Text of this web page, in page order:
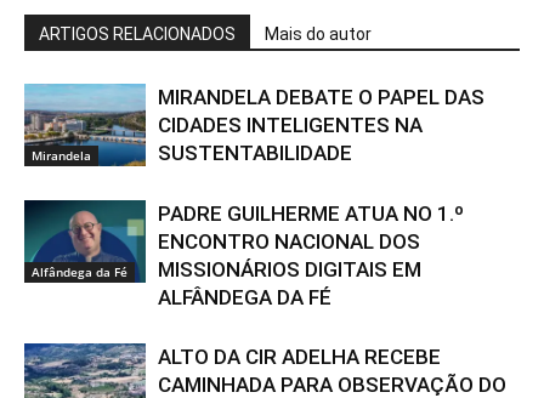
ARTIGOS RELACIONADOS Mais do autor
Mirandela
MIRANDELA DEBATE O PAPEL DAS
CIDADES INTELIGENTES NA
SUSTENTABILIDADE
Alfândega da Fé
PADRE GUILHERME ATUA NO 1.º
ENCONTRO NACIONAL DOS
MISSIONÁRIOS DIGITAIS EM
ALFÂNDEGA DA FÉ
ALTO DA CIR ADELHA RECEBE
CAMINHADA PARA OBSERVAÇÃO DO